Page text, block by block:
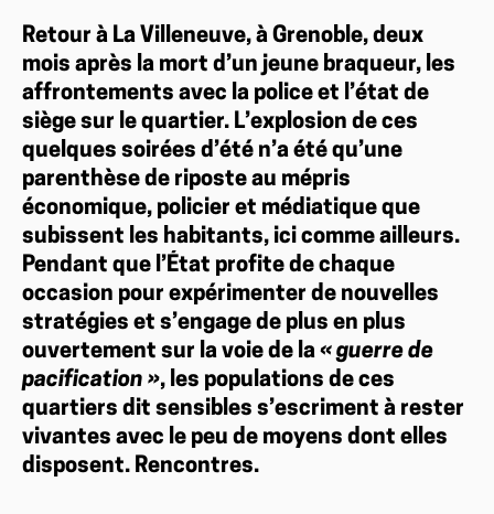
Retour à La Villeneuve, à Grenoble, deux
mois après la mort d’un jeune braqueur, les
affrontements avec la police et l’état de
siège sur le quartier. L’explosion de ces
quelques soirées d’été n’a été qu’une
parenthèse de riposte au mépris
économique, policier et médiatique que
subissent les habitants, ici comme ailleurs.
Pendant que l’État profite de chaque
occasion pour expérimenter de nouvelles
stratégies et s’engage de plus en plus
ouvertement sur la voie de la « guerre de
pacification », les populations de ces
quartiers dit sensibles s’escriment à rester
vivantes avec le peu de moyens dont elles
disposent. Rencontres.